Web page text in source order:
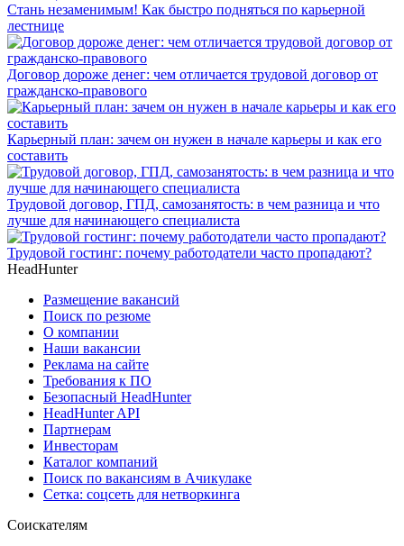
Стань незаменимым! Как быстро подняться по карьерной
лестнице
Договор дороже денег: чем отличается трудовой договор от
гражданско-правового
Карьерный план: зачем он нужен в начале карьеры и как его
составить
Трудовой договор, ГПД, самозанятость: в чем разница и что
лучше для начинающего специалиста
Трудовой гостинг: почему работодатели часто пропадают?
HeadHunter
Размещение вакансий
Поиск по резюме
О компании
Наши вакансии
Реклама на сайте
Требования к ПО
Безопасный HeadHunter
HeadHunter API
Партнерам
Инвесторам
Каталог компаний
Поиск по вакансиям в Ачикулаке
Сетка: соцсеть для нетворкинга
Соискателям